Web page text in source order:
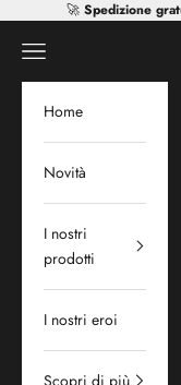
Vai al contenuto
🚀 Spedizione
Apri il menu di
Home
Novità
I nostri
prodotti
I nostri eroi
Scopri di più